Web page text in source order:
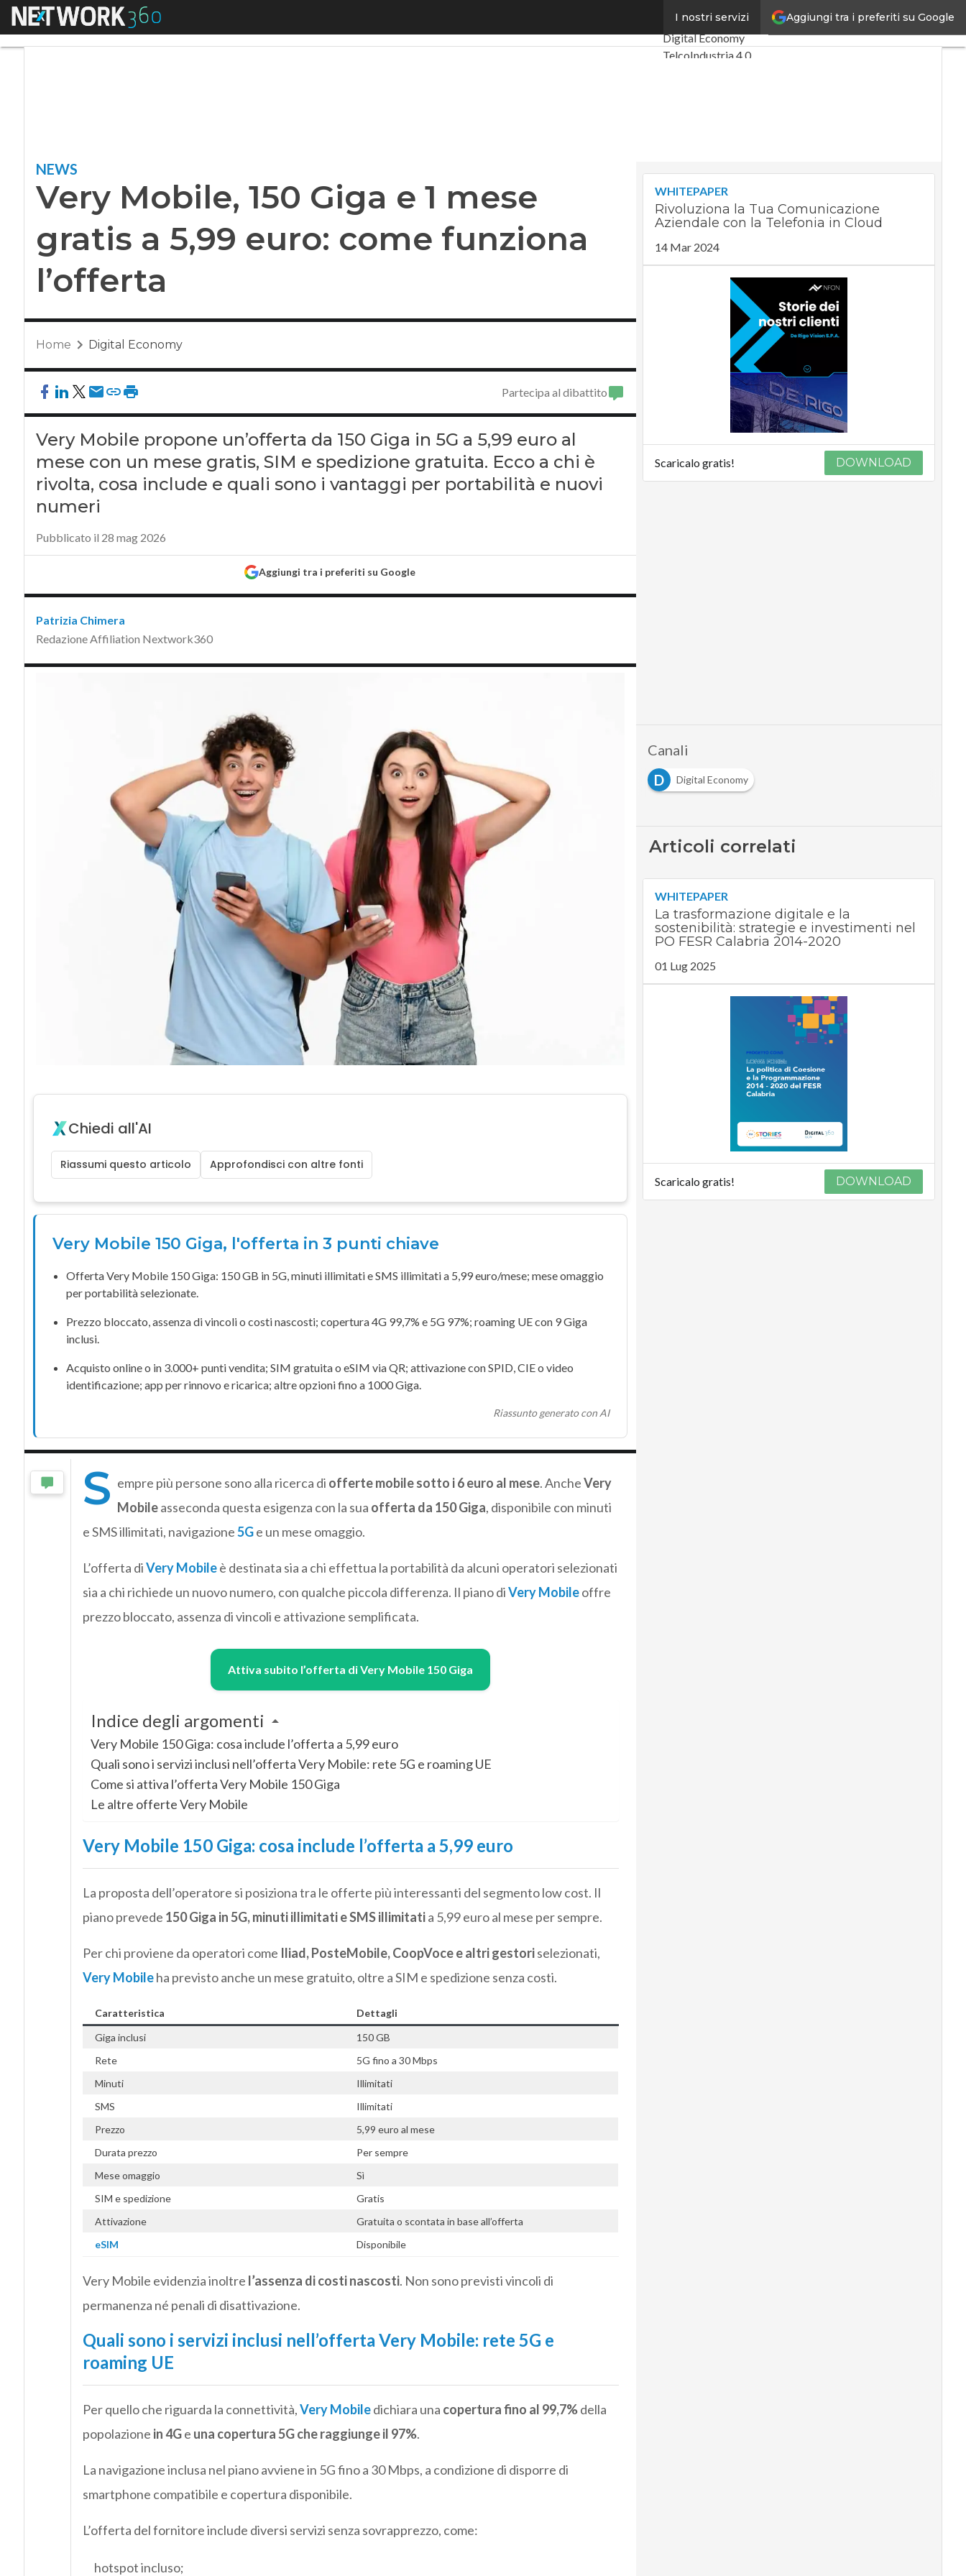
Aggiungi tra i preferiti su Google
I nostri servizi
Menu
Ultimi articoli
Digital Economy
TelcoIndustria 4.0
Le Guide di CorCom
PodcastPrivacy
NEWS
Very Mobile, 150 Giga e 1 mese
gratis a 5,99 euro: come funziona
l’offerta
Home Digital Economy
Partecipa al dibattito
Very Mobile propone un’offerta da 150 Giga in 5G a 5,99 euro al
mese con un mese gratis, SIM e spedizione gratuita. Ecco a chi è
rivolta, cosa include e quali sono i vantaggi per portabilità e nuovi
numeri
Pubblicato il 28 mag 2026
Aggiungi tra i preferiti su Google
Patrizia Chimera
Redazione Affiliation Nextwork360
Chiedi all'AI
Riassumi questo articolo Approfondisci con altre fonti
Very Mobile 150 Giga, l'offerta in 3 punti chiave
OffertaVery Mobile 150 Giga: 150 GB in 5G,minuti illimitatieSMS illimitatia 5,99 euro/mese; mese omaggio
per portabilità selezionate.
Prezzo bloccato, assenza di vincoli o costi nascosti; copertura4G99,7% e 5G97%; roaming UEcon 9 Giga
inclusi.
Acquisto online o in 3.000+ punti vendita; SIM gratuita o eSIM via QR; attivazione conSPID,CIEo video
identificazione; app per rinnovo e ricarica; altre opzioni fino a 1000 Giga.
Riassunto generato con AI
S empre più persone sono alla ricerca di offerte mobile sotto i 6 euro al mese. AncheVery
Mobileasseconda questa esigenza con la sua offerta da 150 Giga, disponibile con minuti
e SMS illimitati, navigazione5Ge un mese omaggio.
L’offerta diVery Mobileè destinata sia a chi effettua la portabilità da alcuni operatori selezionati
sia a chi richiede un nuovo numero, con qualche piccola differenza. Il piano diVery Mobileoffre
prezzo bloccato, assenza di vincoli e attivazione semplificata.
Attiva subito l’offerta di Very Mobile 150 Giga
Indice degli argomenti
Very Mobile 150 Giga: cosa include l’offerta a 5,99 euro
Quali sono i servizi inclusi nell’offerta Very Mobile: rete 5G e roaming UE
Come si attiva l’offerta Very Mobile 150 Giga
Le altre offerte Very Mobile
Very Mobile 150 Giga: cosa include l’offerta a 5,99 euro
La proposta dell’operatore si posiziona tra le offerte più interessanti del segmento low cost. Il
piano prevede 150 Giga in 5G, minuti illimitati e SMS illimitatia 5,99 euro al mese per sempre.
Per chi proviene da operatori come Iliad, PosteMobile, CoopVoce e altri gestoriselezionati,
Very Mobileha previsto anche un mese gratuito, oltre a SIM e spedizione senza costi.
Caratteristica
Dettagli
Giga inclusi
150 GB
Rete
5G fino a 30 Mbps
Minuti
Illimitati
SMS
Illimitati
Prezzo
5,99 euro al mese
Durata prezzo
Per sempre
Mese omaggio
Sì
SIM e spedizione
Gratis
Attivazione
Gratuita o scontata in base all’offerta
eSIM
Disponibile
Very Mobile evidenzia inoltre l’assenza di costi nascosti. Non sono previsti vincoli di
permanenza né penali di disattivazione.
Quali sono i servizi inclusi nell’offerta Very Mobile: rete 5G e
roaming UE
Per quello che riguarda la connettività,Very Mobiledichiara una copertura fino al 99,7%della
popolazione in 4Ge una copertura 5G che raggiunge il 97%.
La navigazione inclusa nel piano avviene in 5G fino a 30 Mbps, a condizione di disporre di
smartphone compatibile e copertura disponibile.
L’offerta del fornitore include diversi servizi senza sovrapprezzo, come:
hotspot incluso;
WHITEPAPER
Rivoluziona la Tua Comunicazione
Aziendale con la Telefonia in Cloud
14 Mar 2024
Scaricalo gratis! DOWNLOAD
Canali
D
Digital Economy
Articoli correlati
WHITEPAPER
La trasformazione digitale e la
sostenibilità: strategie e investimenti nel
PO FESR Calabria 2014-2020
01 Lug 2025
Scaricalo gratis! DOWNLOAD